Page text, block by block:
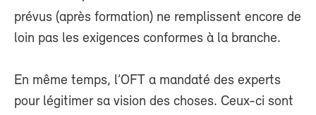
prévus (après formation) ne remplissent encore de
loin pas les exigences conformes à la branche.
En même temps, l’OFT a mandaté des experts
pour légitimer sa vision des choses. Ceux-ci sont